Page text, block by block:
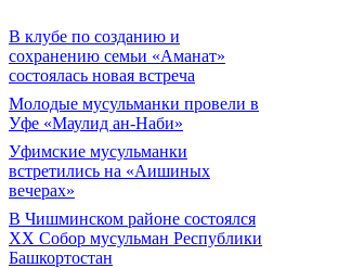
В клубе по созданию и
сохранению семьи «Аманат»
состоялась новая встреча
Молодые мусульманки провели в
Уфе «Маулид ан-Наби»
Уфимские мусульманки
встретились на «Аишиных
вечерах»
В Чишминском районе состоялся
XX Собор мусульман Республики
Башкортостан